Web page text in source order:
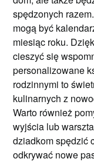
spędzonych
mogą być
miesiąc roku.
cieszyć się
personalizowane
rodzinnymi to
kulinarnych z
Warto również
wyjścia lub
dziadkom spędzić
odkrywać nowe